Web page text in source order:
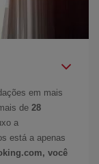
em mais
de 28
a
está a apenas
você